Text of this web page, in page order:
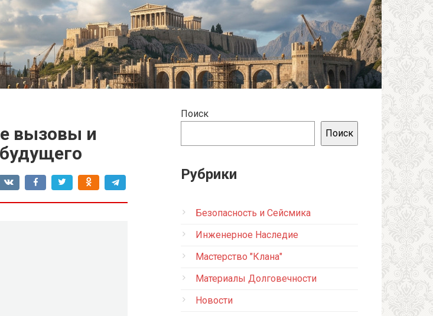
вызовы и
Поиск
Поиск
Рубрики
Безопасность и Сейсмика
Инженерное Наследие
Мастерство "Клана"
Материалы Долговечности
Новости